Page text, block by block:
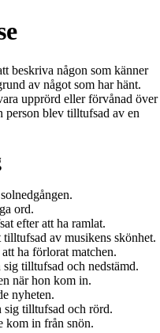
beskriva någon som känner
av något som har hänt.
upprörd eller förvånad över
person blev tilltufsad av en
ord.
efter att ha ramlat.
av musikens skönhet.
ha förlorat matchen.
tilltufsad och nedstämd.
när hon kom in.
nyheten.
sig tilltufsad och rörd.
kom in från snön.